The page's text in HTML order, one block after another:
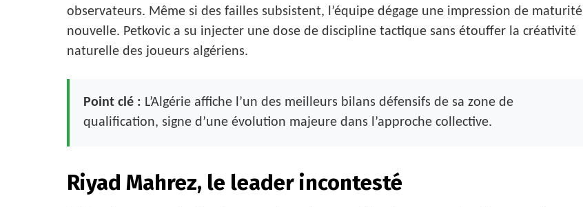
observateurs. Même si des failles subsistent, l’équipe dégage une impression de maturité
nouvelle. Petkovic a su injecter une dose de discipline tactique sans étouffer la créativité
naturelle des joueurs algériens.
Point clé : L’Algérie affiche l’un des meilleurs bilans défensifs de sa zone de
qualification, signe d’une évolution majeure dans l’approche collective.
Riyad Mahrez, le leader incontesté